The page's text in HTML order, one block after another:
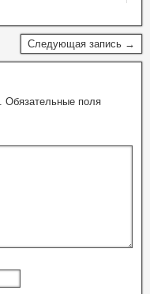
Следующая запись →
Обязательные поля